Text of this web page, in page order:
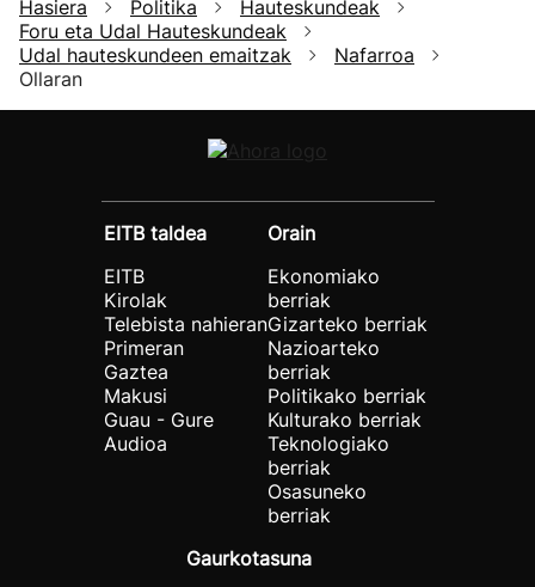
Hasiera Politika
Hauteskundeak
Foru eta Udal Hauteskundeak
Udal hauteskundeen emaitzak
Nafarroa
Ollaran
EITB taldea
EITB
Kirolak
Telebista nahieran
Primeran
Gaztea
Makusi
Guau - Gure
Audioa
Orain
Ekonomiako
berriak
Gizarteko berriak
Nazioarteko
berriak
Politikako berriak
Kulturako berriak
Teknologiako
berriak
Osasuneko
berriak
Gaurkotasuna